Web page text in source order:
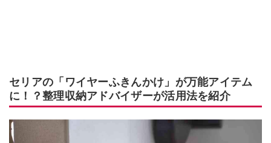
セリアの「ワイヤーふきんかけ」が万能アイテム
に！？整理収納アドバイザーが活用法を紹介